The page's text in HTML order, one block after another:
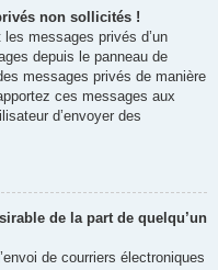
non sollicités !
messages privés d’un
depuis le panneau de
messages privés de manière
ces messages aux
d’envoyer des
de la part de quelqu’un
de courriers électroniques